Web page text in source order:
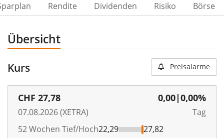
Rendite Dividenden Risiko Börse
Übersicht
Kurs Preisalarme
CHF 27,78
07.08.2026 (XETRA)
0,00|0,00%
Tag
52 Wochen Tief/Hoch22,29 27,82